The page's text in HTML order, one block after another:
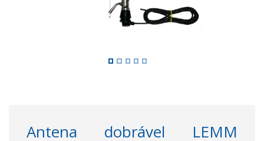
Antena dobrável LEMM